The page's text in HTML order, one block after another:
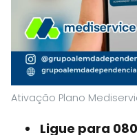
Ativação Plano
Ligue para